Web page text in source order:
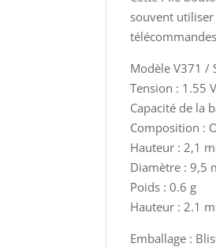
souvent
Modèle V371 /
Tension : 1.55 V
Capacité de la
Composition :
Hauteur : 2,1
Diamètre : 9,5
Poids : 0.6 g
Hauteur : 2.1
Emballage :